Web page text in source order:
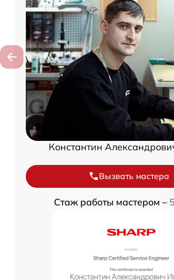
Константин
Вызвать мастера
Стаж работы мастером –